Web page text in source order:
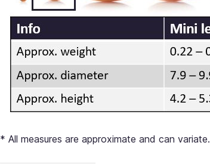
* All measures are approximate and can variate.